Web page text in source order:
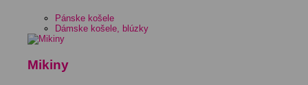
Pánske košele
Dámske košele, blúzky
Mikiny